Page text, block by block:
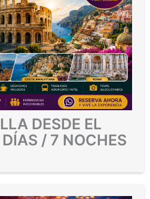
DESDE EL
/ 7 NOCHES